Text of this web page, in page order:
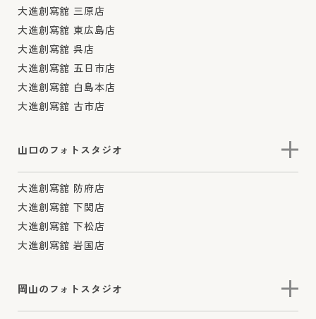
大進創寫舘 三原店
大進創寫舘 東広島店
大進創寫舘 呉店
大進創寫舘 五日市店
大進創寫舘 白島本店
大進創寫舘 古市店
山口のフォトスタジオ
大進創寫舘 防府店
大進創寫舘 下関店
大進創寫舘 下松店
大進創寫舘 岩国店
岡山のフォトスタジオ